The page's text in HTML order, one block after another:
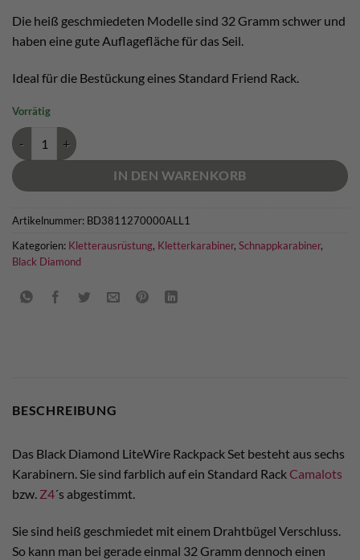
Die heiß geschmiedeten Modelle sind 32 Gramm schwer und
haben eine gute Auflagefläche für das Seil.
Ideal für die Bestückung eines Standard Friend Rack.
Vorrätig
Black Diamond LiteWire Rackpack Menge
IN DEN WARENKORB
Artikelnummer: BD3811270000ALL1
Kategorien: Kletterausrüstung, Kletterkarabiner, Schnappkarabiner,
Black Diamond
BESCHREIBUNG
Das Black Diamond LiteWire Rackpack Set besteht aus sechs
Karabinern. Sie sind farblich auf ein Standard RackCamalots
bzw. Z4´s abgestimmt.
Sie sind heiß geschmiedet mit einem Drahtbügel Verschluss.
So kann man bei gerade einmal 32 Gramm dennoch einen